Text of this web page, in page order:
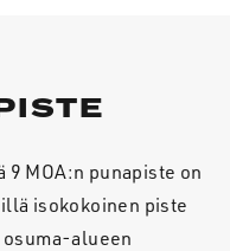
MOA:n punapiste on
isokokoinen piste
osuma-alueen